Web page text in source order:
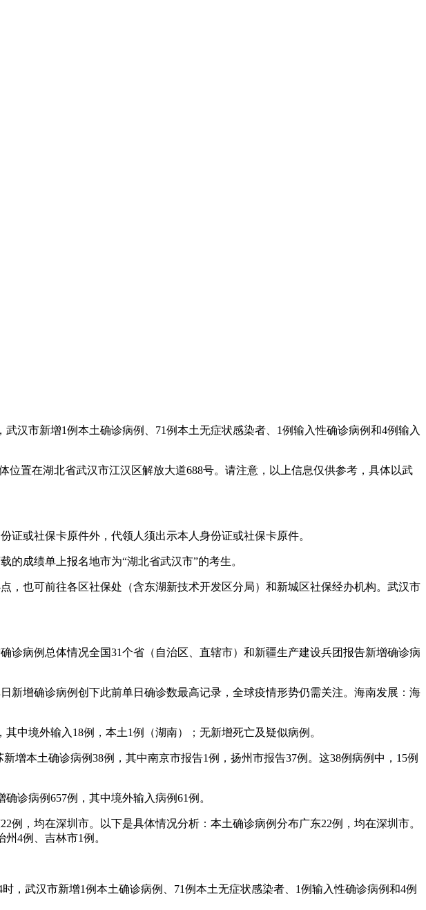
汉市新增1例本土确诊病例、71例本土无症状感染者、1例输入性确诊病例和4例输入
置在湖北省武汉市江汉区解放大道688号。请注意，以上信息仅供参考，具体以武
或社保卡原件外，代领人须出示本人身份证或社保卡原件。
成绩单上报名地市为“湖北省武汉市”的考生。
也可前往各区社保处（含东湖新技术开发区分局）和新城区社保经办机构。武汉市
诊病例总体情况全国31个省（自治区、直辖市）和新疆生产建设兵团报告新增确诊病
新增确诊病例创下此前单日确诊数最高记录，全球疫情形势仍需关注。海南发展：海
中境外输入18例，本土1例（湖南）；无新增死亡及疑似病例。
增本土确诊病例38例，其中南京市报告1例，扬州市报告37例。这38例病例中，15例
诊病例657例，其中境外输入病例61例。
，均在深圳市。以下是具体情况分析：本土确诊病例分布广东22例，均在深圳市。
4例、吉林市1例。
，武汉市新增1例本土确诊病例、71例本土无症状感染者、1例输入性确诊病例和4例